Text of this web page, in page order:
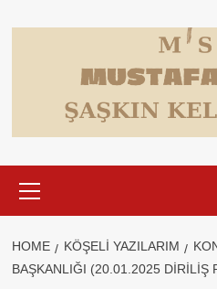
to
Menu
HOME KÖŞELI YAZILARIM
BAŞKANLIĞI (20.01.2025 DIRILIŞ